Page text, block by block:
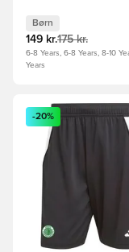
Børn
149 kr.175 kr.
6-8 Years, 6-8 Years, 8-10
Years
Åbner en Modal
-20%